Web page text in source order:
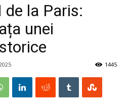
la Paris:
unei
1445